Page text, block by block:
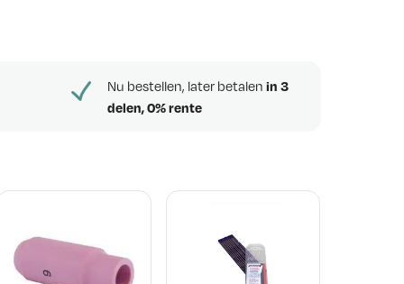
Nu bestellen, later betalenin 3
delen, 0% rente